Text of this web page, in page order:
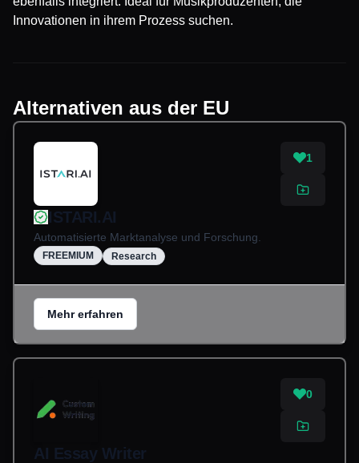
Innovationen in ihrem Prozess suchen.
Alternativen aus der EU
1
ISTARI.AI
Automatisierte Marktanalyse und Forschung.
FREEMIUM Research
Mehr erfahren
0
AI Essay Writer